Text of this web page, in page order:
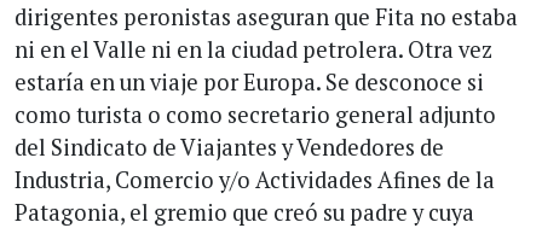
dirigentes peronistas aseguran que Fita no estaba
ni en el Valle ni en la ciudad petrolera. Otra vez
estaría en un viaje por Europa. Se desconoce si
como turista o como secretario general adjunto
del Sindicato de Viajantes y Vendedores de
Industria, Comercio y/o Actividades Afines de la
Patagonia, el gremio que creó su padre y cuya